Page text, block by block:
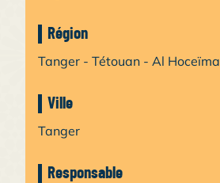
Région
Tanger - Tétouan - Al Hoceïma
Ville
Tanger
Responsable